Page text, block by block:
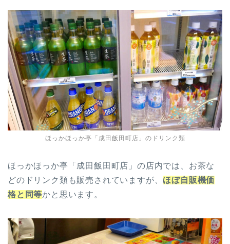
ほっかほっか亭「成田飯田町店」のドリンク類
ほっかほっか亭「成田飯田町店」の店内では、お茶な
どのドリンク類も販売されていますが、 ほぼ自販機価
格と同等かと思います。